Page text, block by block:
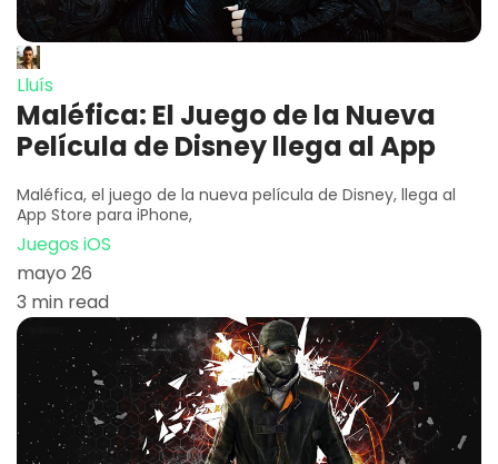
Lluís
Maléfica: El Juego de la Nueva
Película de Disney llega al App
Maléfica, el juego de la nueva película de Disney, llega al
App Store para iPhone,
Juegos iOS
mayo 26
3 min read